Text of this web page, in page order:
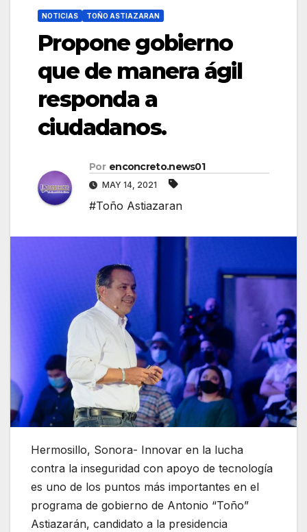
NOTICIAS TOÑO ASTIAZARAN
Propone gobierno
que de manera ágil
responda a
ciudadanos.
Por enconcreto.news01
MAY 14, 2021
#Toño Astiazaran
Hermosillo, Sonora- Innovar en la lucha
contra la inseguridad con apoyo de tecnología
es uno de los puntos más importantes en el
programa de gobierno de Antonio “Toño”
Astiazarán, candidato a la presidencia